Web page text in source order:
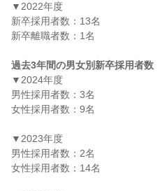
▼2022年度
新卒採用者数：13名
新卒離職者数：1名
過去3年間の男女別新卒採用者数
▼2024年度
男性採用者数：3名
女性採用者数：9名
▼2023年度
男性採用者数：2名
女性採用者数：14名